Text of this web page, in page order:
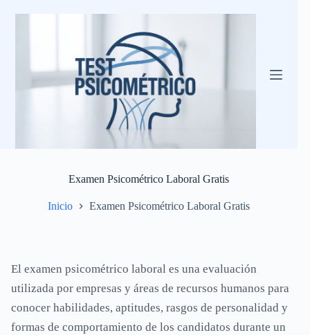
Examen Psicométrico Laboral Gratis
Inicio Examen Psicométrico Laboral Gratis
El examen psicométrico laboral es una evaluación
utilizada por empresas y áreas de recursos humanos para
conocer habilidades, aptitudes, rasgos de personalidad y
formas de comportamiento de los candidatos durante un